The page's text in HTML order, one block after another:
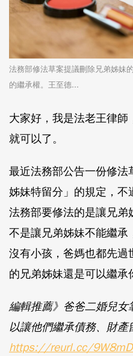
法務部修法草案提議刪除兄弟姊妹
的繼承權。王至德...
大家好，我是法老王律
就可以了。
最近法務部公告一份修法
姊妹特留分」的規定，不
法務部要修法的是讓兄弟
不是讓兄弟姊妹不能繼
沒有小孩，爸媽也都先
的兄弟姊妹還是可以繼承
編輯推薦》爸爸二婚兒
以讓他們繼承債務、財產
https://reurl.cc/